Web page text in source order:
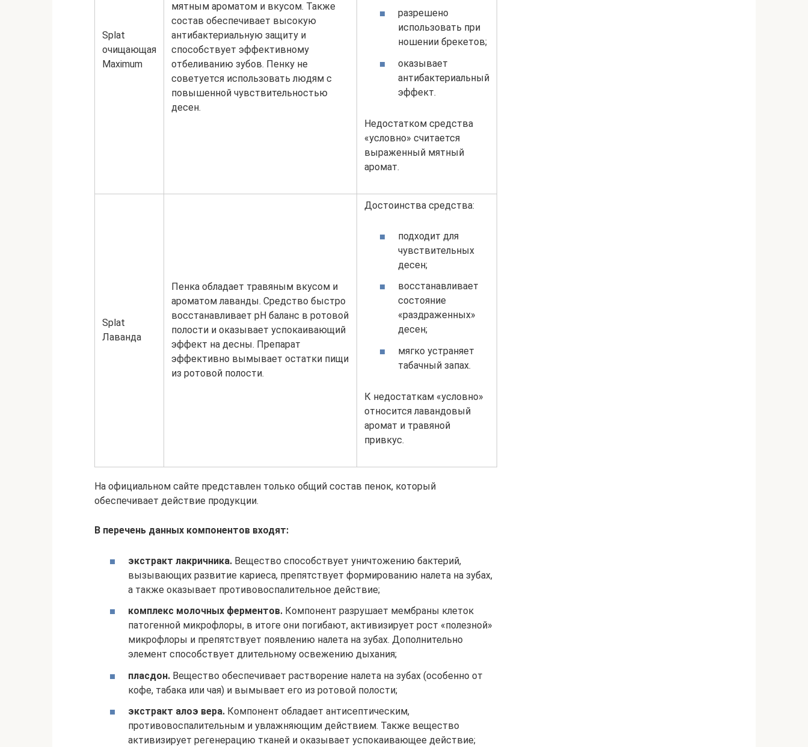
Splat
очищающая
Maximum
мятным ароматом и вкусом. Также
состав обеспечивает высокую
антибактериальную защиту и
способствует эффективному
отбеливанию зубов. Пенку не
советуется использовать людям с
повышенной чувствительностью
десен.
разрешено
использовать при
ношении брекетов;
оказывает
антибактериальный
эффект.
Недостатком средства
«условно» считается
выраженный мятный
аромат.
Splat
Лаванда
Пенка обладает травяным вкусом и
ароматом лаванды. Средство быстро
восстанавливает рН баланс в ротовой
полости и оказывает успокаивающий
эффект на десны. Препарат
эффективно вымывает остатки пищи
из ротовой полости.
Достоинства средства:
подходит для
чувствительных
десен;
восстанавливает
состояние
«раздраженных»
десен;
мягко устраняет
табачный запах.
К недостаткам «условно»
относится лавандовый
аромат и травяной
привкус.
На официальном сайте представлен только общий состав пенок, который
обеспечивает действие продукции.
В перечень данных компонентов входят:
экстракт лакричника. Вещество способствует уничтожению бактерий,
вызывающих развитие кариеса, препятствует формированию налета на зубах,
а также оказывает противовоспалительное действие;
комплекс молочных ферментов. Компонент разрушает мембраны клеток
патогенной микрофлоры, в итоге они погибают, активизирует рост «полезной»
микрофлоры и препятствует появлению налета на зубах. Дополнительно
элемент способствует длительному освежению дыхания;
пласдон. Вещество обеспечивает растворение налета на зубах (особенно от
кофе, табака или чая) и вымывает его из ротовой полости;
экстракт алоэ вера. Компонент обладает антисептическим,
противовоспалительным и увлажняющим действием. Также вещество
активизирует регенерацию тканей и оказывает успокаивающее действие;